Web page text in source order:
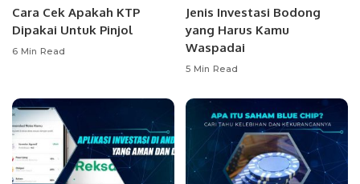
Cara Cek Apakah KTP
Dipakai Untuk Pinjol
6 Min Read
Jenis Investasi Bodong
yang Harus Kamu
Waspadai
5 Min Read